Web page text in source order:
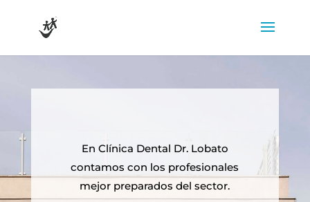
En Clínica Dental Dr. Lobato
contamos con los profesionales
mejor preparados del sector.